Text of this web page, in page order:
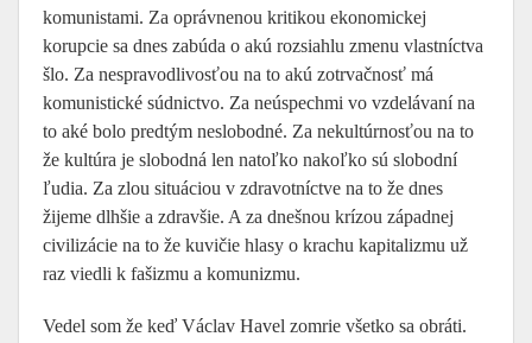
komunistami. Za oprávnenou kritikou ekonomickej
korupcie sa dnes zabúda o akú rozsiahlu zmenu vlastníctva
šlo. Za nespravodlivosťou na to akú zotrvačnosť má
komunistické súdnictvo. Za neúspechmi vo vzdelávaní na
to aké bolo predtým neslobodné. Za nekultúrnosťou na to
že kultúra je slobodná len natoľko nakoľko sú slobodní
ľudia. Za zlou situáciou v zdravotníctve na to že dnes
žijeme dlhšie a zdravšie. A za dnešnou krízou západnej
civilizácie na to že kuvičie hlasy o krachu kapitalizmu už
raz viedli k fašizmu a komunizmu.
Vedel som že keď Václav Havel zomrie všetko sa obráti.